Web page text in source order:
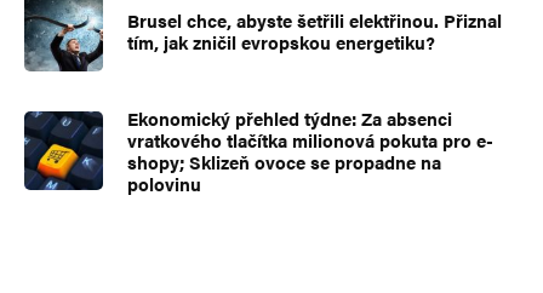
Brusel chce, abyste šetřili elektřinou. Přiznal
tím, jak zničil evropskou energetiku?
Ekonomický přehled týdne: Za absenci
vratkového tlačítka milionová pokuta pro e-
shopy; Sklizeň ovoce se propadne na
polovinu